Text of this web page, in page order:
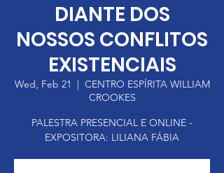
DIANTE DOS
NOSSOS CONFLITOS
EXISTENCIAIS
Wed, Feb 21
  |
CENTRO ESPÍRITA WILLIAM
CROOKES
PALESTRA PRESENCIAL E ONLINE -
EXPOSITORA: LILIANA FÁBIA